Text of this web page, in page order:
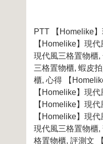
PTT 【Homelike
【Homelike】現
現代風三格置物櫃
三格置物櫃, 蝦皮
櫃, 心得 【
【Homelike】現
【Homelike】現
【Homelike】現
現代風三格置物櫃
格置物櫃, 評測文